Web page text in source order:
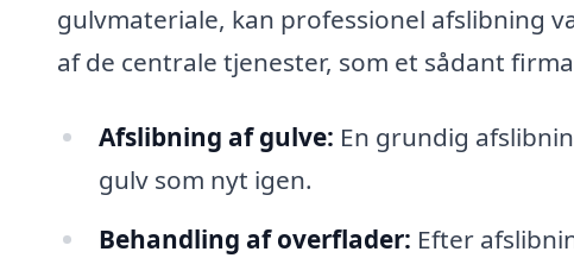
gulvmateriale, kan professionel afslibning
af de centrale tjenester, som et sådant
Afslibning af gulve: En grundig
gulv som nyt igen.
Behandling af overflader: Efter